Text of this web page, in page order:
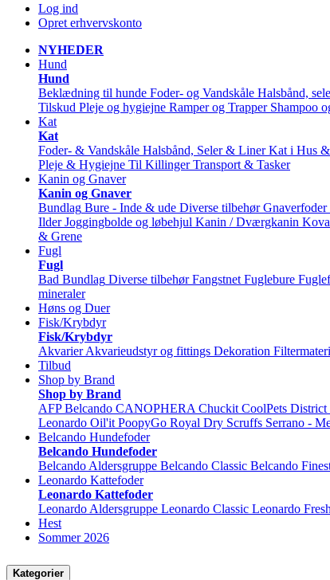
Log ind
Opret erhvervskonto
NYHEDER
Hund
Hund
Beklædning til hunde Foder- og Vandskåle Halsbånd,
Tilskud Pleje og hygiejne Ramper og Trapper Shampoo
Kat
Kat
Foder- & Vandskåle Halsbånd, Seler & Liner Kat i Hus
Pleje & Hygiejne Til Killinger Transport & Tasker
Kanin og Gnaver
Kanin og Gnaver
Bundlag Bure - Inde & ude Diverse tilbehør Gnaverfoder
Ilder Joggingbolde og løbehjul Kanin / Dværgkanin
& Grene
Fugl
Fugl
Bad Bundlag Diverse tilbehør Fangstnet Fuglebure
mineraler
Høns og Duer
Fisk/Krybdyr
Fisk/Krybdyr
Akvarier Akvarieudstyr og fittings Dekoration
Tilbud
Shop by Brand
Shop by Brand
AFP Belcando CANOPHERA Chuckit CoolPets District
Leonardo Oil'it PoopyGo Royal Dry Scruffs Serrano -
Belcando Hundefoder
Belcando Hundefoder
Belcando Aldersgruppe Belcando Classic Belcando
Leonardo Kattefoder
Leonardo Kattefoder
Leonardo Aldersgruppe Leonardo Classic Leonardo
Hest
Sommer 2026
Kategorier